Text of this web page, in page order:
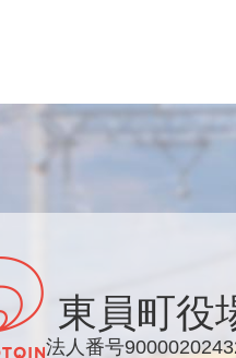
東員町役
法人番号